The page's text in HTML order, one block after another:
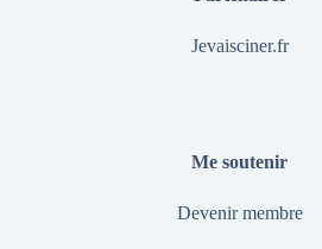
Jevaisciner.fr
Me soutenir
Devenir membre